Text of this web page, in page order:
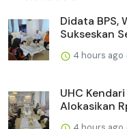
Didata BPS,
Sukseskan
4 hours ago
UHC
Alokasikan